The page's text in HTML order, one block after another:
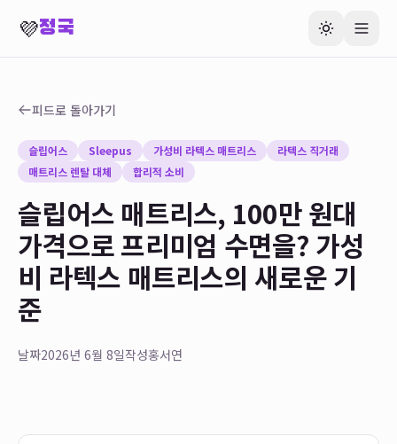
💜정국
피드로 돌아가기
슬립어스 Sleepus 가성비 라텍스 매트리스
라텍스 직거래
매트리스 렌탈 대체
합리적 소비
슬립어스 매트리스, 100만 원대
가격으로 프리미엄 수면을? 가성
비 라텍스 매트리스의 새로운 기
준
날짜2026년 6월 8일작성홍서연